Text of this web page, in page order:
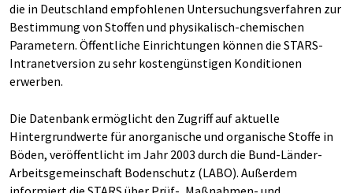
die in Deutschland empfohlenen Untersuchungsverfahren zur
Bestimmung von Stoffen und physikalisch-chemischen
Parametern. Öffentliche Einrichtungen können die STARS-
Intranetversion zu sehr kostengünstigen Konditionen
erwerben.
Die Datenbank ermöglicht den Zugriff auf aktuelle
Hintergrundwerte für anorganische und organische Stoffe in
Böden, veröffentlicht im Jahr 2003 durch die Bund-Länder-
Arbeitsgemeinschaft Bodenschutz (LABO). Außerdem